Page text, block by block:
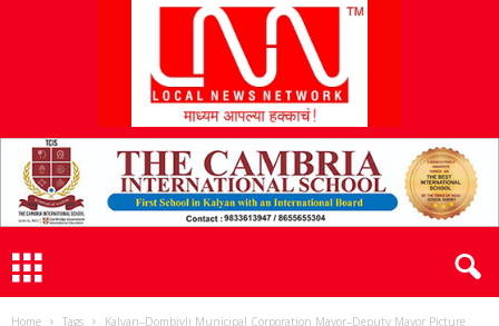
Home Tags
Kalyan–Dombivli Municipal Corporation Mayor–Deputy Mayor Picture